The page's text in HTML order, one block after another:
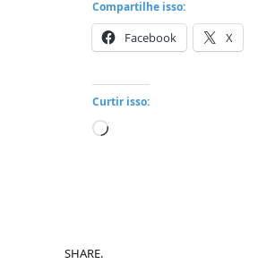
Compartilhe isso:
Facebook X
Curtir isso:
Carregando...
SHARE.